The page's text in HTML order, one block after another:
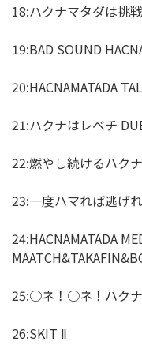
18:ハクナマタダは挑
19:BAD SOUND
20:HACNAMATADA
21:ハクナはレベチ
22:燃やし続けるハク
23:一度ハマれば逃げ
24:HACNAMATADA
25:○ネ！○ネ！ハク
26:SKIT Ⅱ